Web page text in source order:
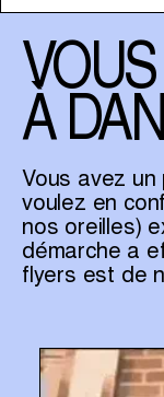
À
Vous avez
voulez en
nos oreilles)
démarche a
flyers est de